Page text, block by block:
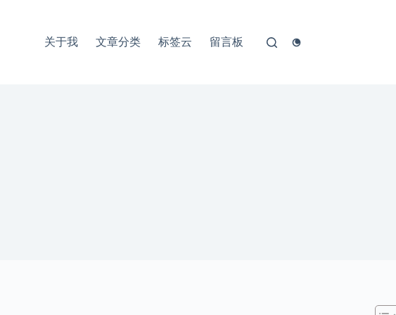
关于我 文章分类 标签云 留言板